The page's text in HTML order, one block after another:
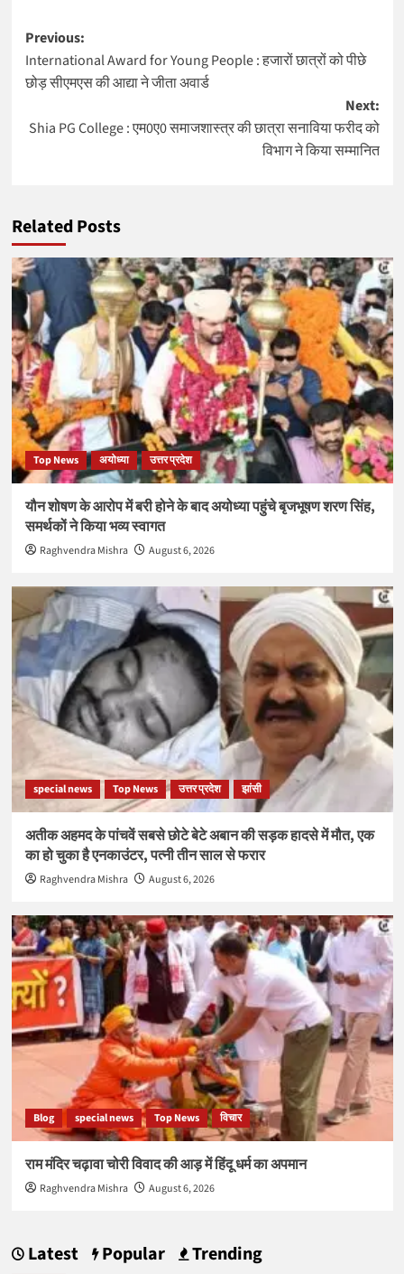
Post
navigation
Previous:
International Award for Young People : हजारों छात्रों को पीछे
छोड़ सीएमएस की आद्या ने जीता अवार्ड
Next:
Shia PG College : एम0ए0 समाजशास्त्र की छात्रा सनाविया फरीद को
विभाग ने किया सम्मानित
Related Posts
Top News अयोध्या उत्तर प्रदेश
यौन शोषण के आरोप में बरी होने के बाद अयोध्या पहुंचे बृजभूषण शरण सिंह,
समर्थकों ने किया भव्य स्वागत
Raghvendra Mishra August 6, 2026
special news Top News उत्तर प्रदेश झांसी
अतीक अहमद के पांचवें सबसे छोटे बेटे अबान की सड़क हादसे में मौत, एक
का हो चुका है एनकाउंटर, पत्नी तीन साल से फरार
Raghvendra Mishra August 6, 2026
Blog special news Top News विचार
राम मंदिर चढ़ावा चोरी विवाद की आड़ में हिंदू धर्म का अपमान
Raghvendra Mishra August 6, 2026
Latest Popular Trending